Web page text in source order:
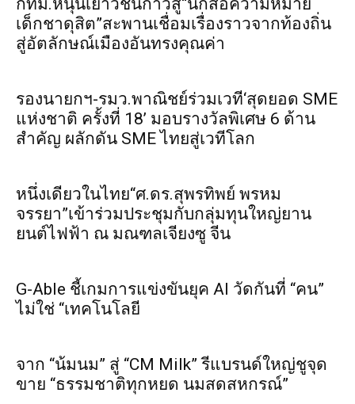
กทม.หนุนเยาวชนก้าวสู่“นักสื่อความหมาย
เด็กชาดุสิต”สะพานเชื่อมเรื่องราวจากท้องถิ่น
สู่อัตลักษณ์เมืองอันทรงคุณค่า
รองนายกฯ-รมว.พาณิชย์ร่วมเวที‘สุดยอด SME
แห่งชาติ ครั้งที่ 18’ มอบรางวัลพิเศษ 6 ด้าน
สำคัญ ผลักดัน SME ไทยสู่เวทีโลก
หนึ่งเดียวในไทย“ศ.ดร.สุพรทิพย์ พรหม
จรรยา”เข้าร่วมประชุมกับกลุ่มทุนใหญ่ยาน
ยนต์ไฟฟ้า ณ มณฑลเจียงซู จีน
G-Able ชี้เกมการแข่งขันยุค AI วัดกันที่ “คน”
ไม่ใช่ “เทคโนโลยี
จาก “น้มนม” สู่ “CM Milk” รีแบรนด์ใหญ่ชูจุด
ขาย “ธรรมชาติทุกหยด นมสดสหกรณ์”